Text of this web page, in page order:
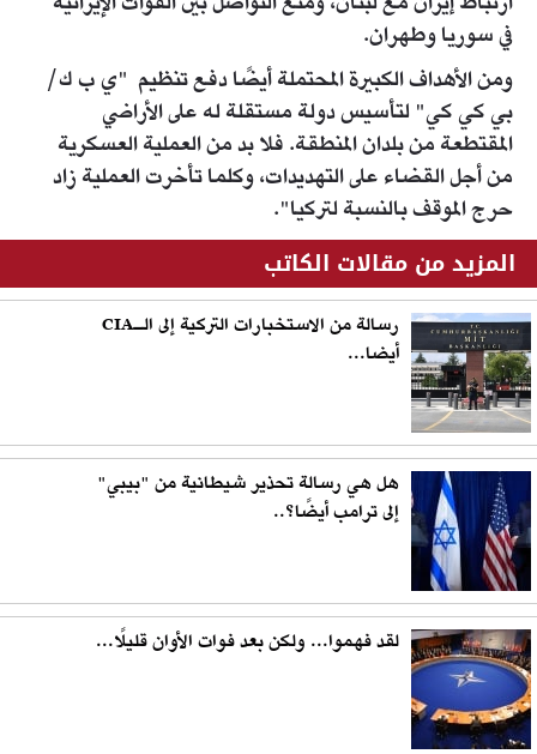
في سوريا وطهران.
ومن الأهداف الكبيرة المحتملة أيضًا دفع تنظيم "ي ب ك/
بي كي كي" لتأسيس دولة مستقلة له على الأراضي
المقتطعة من بلدان المنطقة. فلا بد من العملية العسكرية
من أجل القضاء على التهديدات، وكلما تأخرت العملية زاد
حرج الموقف بالنسبة لتركيا".
المزيد من مقالات الكاتب
رسالة من الاستخبارات التركية إلى الـCIA
أيضا...
هل هي رسالة تحذير شيطانية من "بيبي"
إلى ترامب أيضًا؟..
لقد فهموا... ولكن بعد فوات الأوان قليلًا...